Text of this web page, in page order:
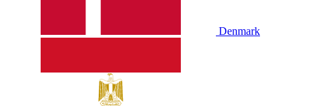
Denmark